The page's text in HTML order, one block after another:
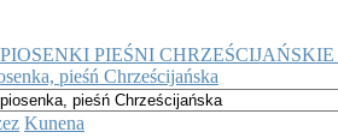
PIEŚNI
pieśń Chrześcijańska
Kunena